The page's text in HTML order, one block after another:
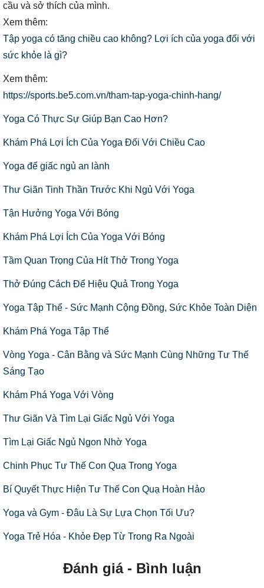
cầu và sở thích của mình.
Xem thêm:
Tập yoga có tăng chiều cao không? Lợi ích của yoga đối với
sức khỏe là gì?
Xem thêm:
https://sports.be5.com.vn/tham-tap-yoga-chinh-hang/
Yoga Có Thực Sự Giúp Bạn Cao Hơn?
Khám Phá Lợi Ích Của Yoga Đối Với Chiều Cao
Yoga để giấc ngủ an lành
Thư Giãn Tinh Thần Trước Khi Ngủ Với Yoga
Tận Hưởng Yoga Với Bóng
Khám Phá Lợi Ích Của Yoga Với Bóng
Tầm Quan Trọng Của Hít Thở Trong Yoga
Thở Đúng Cách Để Hiệu Quả Trong Yoga
Yoga Tập Thể - Sức Mạnh Cộng Đồng, Sức Khỏe Toàn Diện
Khám Phá Yoga Tập Thể
Vòng Yoga - Cân Bằng và Sức Mạnh Cùng Những Tư Thế
Sáng Tạo
Khám Phá Yoga Với Vòng
Thư Giãn Và Tìm Lại Giấc Ngủ Với Yoga
Tìm Lại Giấc Ngủ Ngon Nhờ Yoga
Chinh Phục Tư Thế Con Quạ Trong Yoga
Bí Quyết Thực Hiện Tư Thế Con Quạ Hoàn Hảo
Yoga và Gym - Đâu Là Sự Lựa Chọn Tối Ưu?
Yoga Trẻ Hóa - Khỏe Đẹp Từ Trong Ra Ngoài
Đánh giá - Bình luận